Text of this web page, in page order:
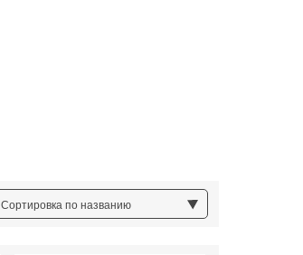
Сортировка по названию